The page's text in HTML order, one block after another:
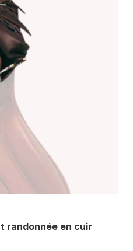
randonnée en cuir